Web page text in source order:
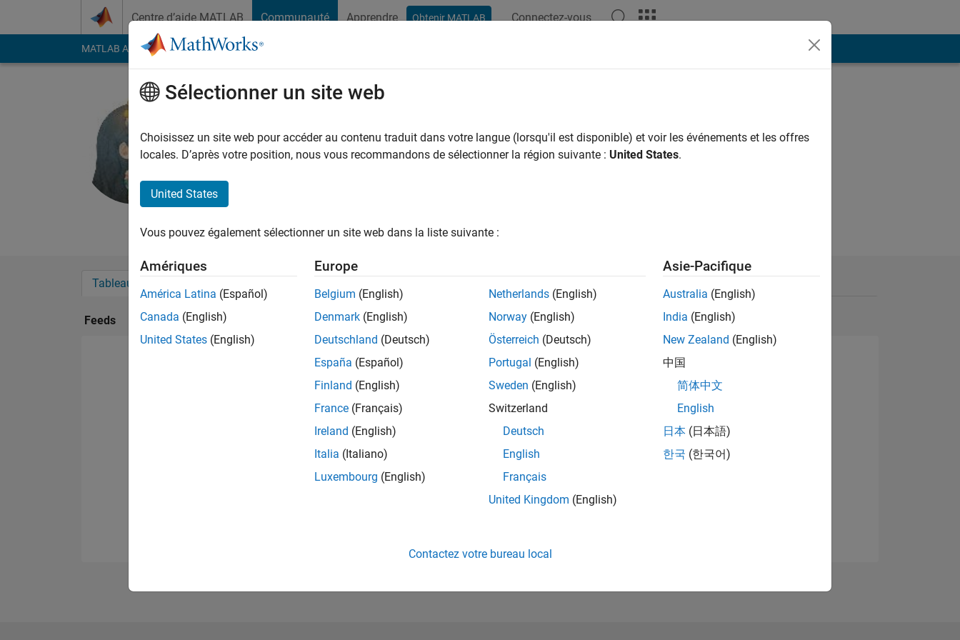
Centre d’aide MATLAB Communauté Apprendre Obtenir MATLAB Connectez-vous
MATLAB Answers File Exchange Cody
Linkoping University
Followers:
Tableau de bord
Feeds
Sélectionner un site web
Choisissez un site web pour accéder au contenu traduit dans votre langue (lorsqu'il est disponible) et voir les événements et les offres
locales. D’après votre position, nous vous recommandons de sélectionner la région suivante : United States.
United States
Vous pouvez également sélectionner un site web dans la liste suivante :
Amériques
América Latina (Español)
Canada (English)
United States (English)
Europe
Belgium (English)
Denmark (English)
Deutschland (Deutsch)
España (Español)
Finland (English)
France (Français)
Ireland (English)
Italia (Italiano)
Luxembourg (English)
Netherlands (English)
Norway (English)
Österreich (Deutsch)
Portugal (English)
Sweden (English)
Switzerland
Deutsch
English
Français
United Kingdom (English)
Asie-Pacifique
Australia (English)
India (English)
New Zealand (English)
中国
简体中文
English
日本 (日本語)
한국 (한국어)
Contactez votre bureau local